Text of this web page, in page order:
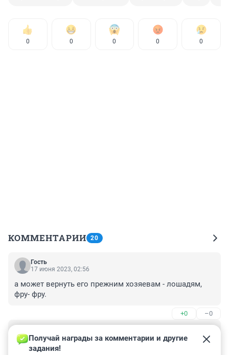
0 0 0 0 0
КОММЕНТАРИИ 20
Гость
17 июня 2023, 02:56
а может вернуть его прежним хозяевам - лошадям,
фру- фру.
+0 –0
16 июня 2023, 09:27
Будет где выпить! А то бывало идёшь по городу, а на
Получай награды за комментарии и другие
задания!